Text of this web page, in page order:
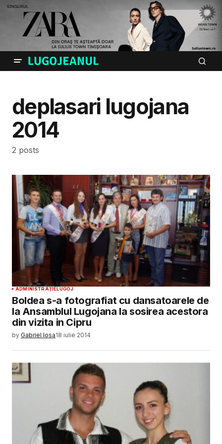
deplasari lugojana
2014
2 posts
ADMINISTRAȚIELUGOJ
Boldea s-a fotografiat cu dansatoarele de
la Ansamblul Lugojana la sosirea acestora
din vizita in Cipru
by Gabriel Iosa18 iulie 2014